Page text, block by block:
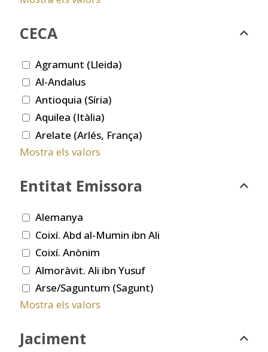
CECA
Agramunt (Lleida)
Al-Andalus
Antioquia (Síria)
Aquilea (Itàlia)
Arelate (Arlés, França)
Mostra els valors
Entitat Emissora
Alemanya
Coixí. Abd al-Mumin ibn Ali
Coixí. Anònim
Almoràvit. Ali ibn Yusuf
Arse/Saguntum (Sagunt)
Mostra els valors
Jaciment